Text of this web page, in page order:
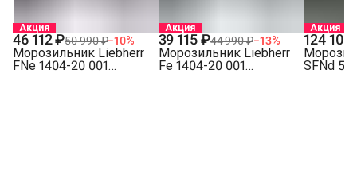
Акция
46 112 ₽50 990 ₽−10%
Морозильник Liebherr
FNe 1404-20 001
Акция
39 115 ₽44 990 ₽−13%
Морозильник Liebherr
Fe 1404-20 001
Акция
124 108
SFNd